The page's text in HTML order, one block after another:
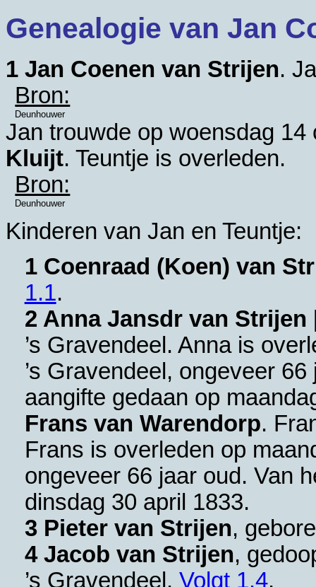
Genealogie van Jan
1 Jan Coenen van Strijen.
Bron:
Deunhouwer
Jan trouwde op woensdag
Kluijt. Teuntje is overleden.
Bron:
Deunhouwer
Kinderen van Jan en Teuntje:
1 Coenraad (Koen) van
1.1.
2 Anna Jansdr van Strijen
’s Gravendeel . Anna is
’s Gravendeel , ongeveer 66
aangifte gedaan op
Frans van Warendorp.
Frans is overleden op
ongeveer 66 jaar oud. Van
dinsdag 30 april 1833.
3 Pieter van Strijen,
4 Jacob van Strijen,
’s Gravendeel . Volgt 1.4.